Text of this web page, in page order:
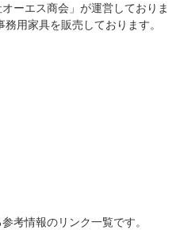
ーエス商会」が運営しておりま
用家具を販売しております。
考情報のリンク一覧です。